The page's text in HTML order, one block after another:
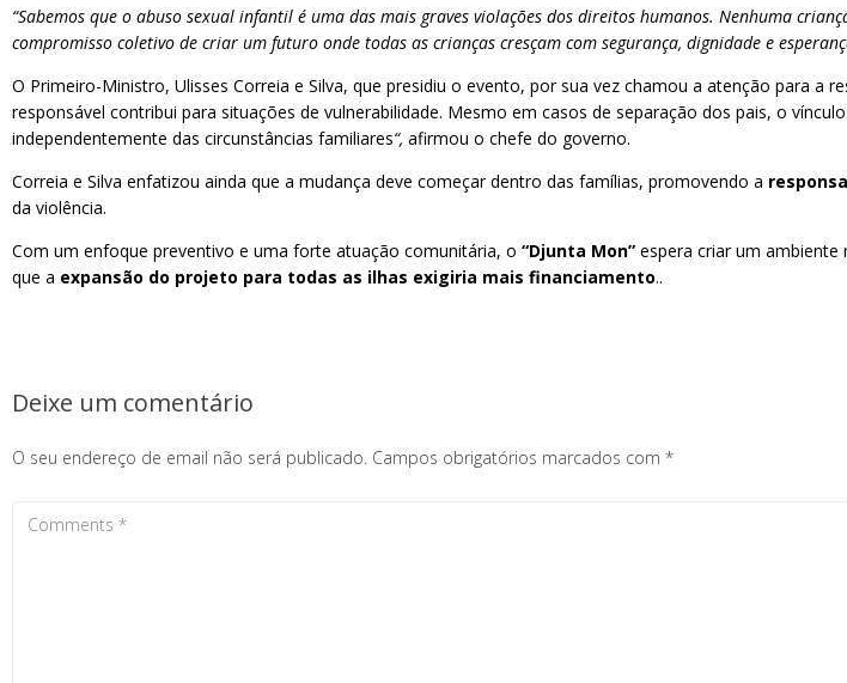
“Sabemos que o abuso sexual infantil é uma das mais graves violações dos direitos humanos. Nenhuma
compromisso coletivo de criar um futuro onde todas as crianças cresçam com segurança, dignidade e
O Primeiro-Ministro, Ulisses Correia e Silva, que presidiu o evento, por sua vez chamou a atenção para a
responsável contribui para situações de vulnerabilidade. Mesmo em casos de separação dos pais, o
independentemente das circunstâncias familiares“, afirmou o chefe do governo.
Correia e Silva enfatizou ainda que a mudança deve começar dentro das famílias, promovendo a
da violência.
Com um enfoque preventivo e uma forte atuação comunitária, o “Djunta Mon” espera criar um ambiente
que a expansão do projeto para todas as ilhas exigiria mais financiamento..
Deixe um comentário
O seu endereço de email não será publicado. Campos obrigatórios marcados com *